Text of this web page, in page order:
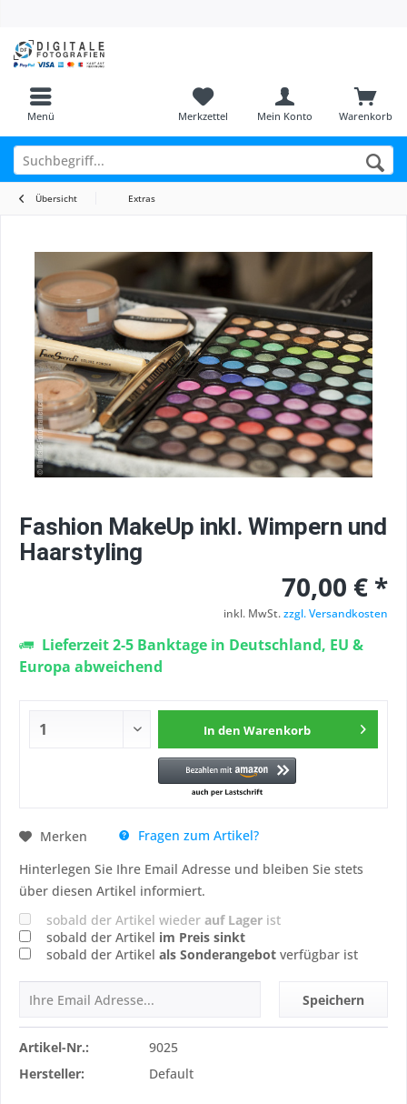
Menü Warenkorb
Merkzettel Mein Konto
Übersicht Extras
Fashion MakeUp inkl. Wimpern und
Haarstyling
70,00 € *
inkl. MwSt.zzgl. Versandkosten
Lieferzeit 2-5 Banktage in Deutschland, EU &
Europa abweichend
In den Warenkorb
Merken
Fragen zum Artikel?
Hinterlegen Sie Ihre Email Adresse und bleiben Sie stets
über diesen Artikel informiert.
sobald der Artikel wieder auf Lager ist
sobald der Artikel im Preis sinkt
sobald der Artikel als Sonderangebot verfügbar ist
Speichern
Artikel-Nr.:
9025
Hersteller:
Default